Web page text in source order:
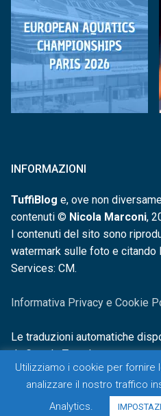
INFORMAZIONI
TuffiBlog e, ove non
contenuti © Nicola Marconi,
I contenuti del sito sono
watermark sulle foto e citando
Services: CM.
Informativa Privacy e Cookie
Le traduzioni automatiche
da Google Translate e non
controllate.
Utilizziamo i cookie per fornire
analizzare il nostro traffico
Analytics.